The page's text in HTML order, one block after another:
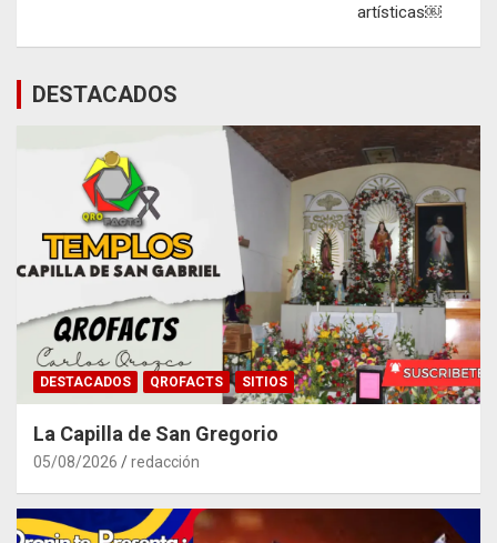
artísticas￼
DESTACADOS
DESTACADOS QROFACTS SITIOS
La Capilla de San Gregorio
05/08/2026 redacción